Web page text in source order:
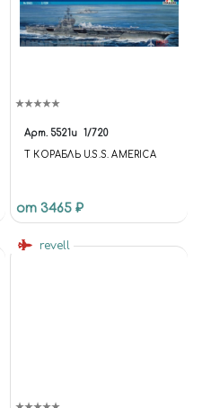
Арт. 5521и 1/720
Т КОРАБЛЬ U.S.S. AMERICA
от 3465 ₽
revell